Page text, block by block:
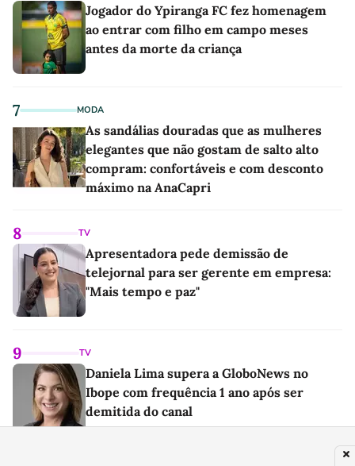
Jogador do Ypiranga FC fez homenagem
ao entrar com filho em campo meses
antes da morte da criança
7 MODA
As sandálias douradas que as mulheres
elegantes que não gostam de salto alto
compram: confortáveis e com desconto
máximo na AnaCapri
8 TV
Apresentadora pede demissão de
telejornal para ser gerente em empresa:
"Mais tempo e paz"
9 TV
Daniela Lima supera a GloboNews no
Ibope com frequência 1 ano após ser
demitida do canal